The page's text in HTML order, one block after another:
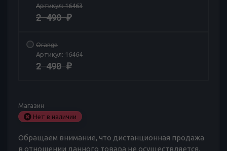
Артикул:16463
2 490₽
Orange
Артикул:16464
2 490₽
Магазин
Нет в наличии
Обращаем внимание, что дистанционная продажа
в отношении данного товара не осуществляется.